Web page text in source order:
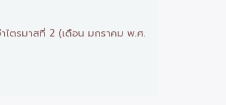
ไตรมาสที่ 2 (เดือน มกราคม พ.ศ.